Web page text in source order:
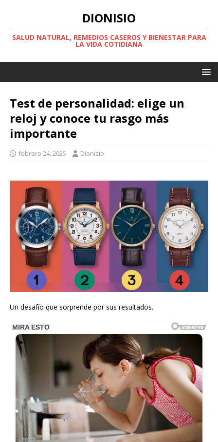
DIONISIO
SALUD NATURAL, REMEDIOS CASEROS Y BIENESTAR PARA
LA VIDA COTIDIANA
Test de personalidad: elige un
reloj y conoce tu rasgo más
importante
febrero 24, 2025 Dionisio
Un desafío que sorprende por sus resultados.